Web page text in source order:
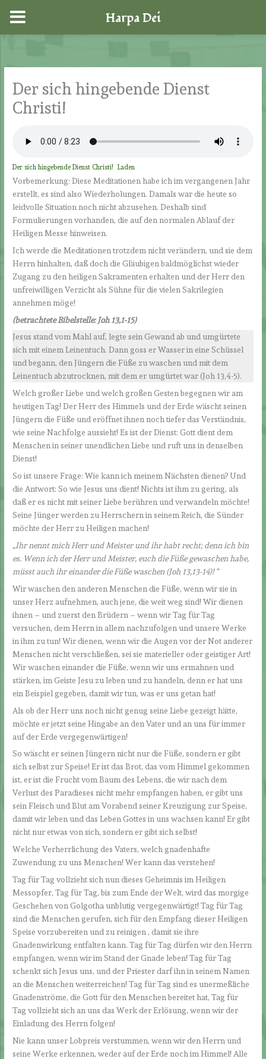
springen
Der sich hingebende Dienst
Christi!
Der sich hingebende Dienst Christi! Laden
Vorbemerkung: Diese Meditationen habe ich im vergangenen Jahr
erstellt, es sind also Wiederholungen. Damals war die heute so
leidvolle Situation noch nicht abzusehen. Deshalb sind
Formulierungen vorhanden, die auf den normalen Ablauf der
Heiligen Messe hinweisen.
Ich werde die Meditationen trotzdem nicht verändern, und sie dem
Herrn hinhalten, daß doch die Gläubigen baldmöglichst wieder
Zugang zu den heiligen Sakramenten erhalten und der Herr den
unfreiwilligen Verzicht als Sühne für die vielen Sakrilegien
annehmen möge!
(betrachtete Bibelstelle: Joh 13,1-15)
Jesus stand vom Mahl auf, legte sein Gewand ab und umgürtete
sich mit einem Leinentuch. Dann goss er Wasser in eine Schüssel
und begann, den Jüngern die Füße zu waschen und mit dem
Leinentuch abzutrocknen, mit dem er umgürtet war (Joh 13,4-5).
Welch großer Liebe und welch großen Gesten begegnen wir am
heutigen Tag! Der Herr des Himmels und der Erde wäscht seinen
Jüngern die Füße und eröffnet ihnen noch tiefer das Verständnis,
wie seine Nachfolge aussieht! Es ist der Dienst: Gott dient dem
Menschen in seiner unendlichen Liebe und ruft uns in denselben
Dienst!
So ist unsere Frage: Wie kann ich meinem Nächsten dienen? Und
die Antwort: So wie Jesus uns dient! Nichts ist ihm zu gering, als
daß er es nicht mit seiner Liebe berühren und verwandeln möchte!
Seine Jünger werden zu Herrschern in seinem Reich, die Sünder
möchte der Herr zu Heiligen machen!
„Ihr nennt mich Herr und Meister und ihr habt recht; denn ich bin
es. Wenn ich der Herr und Meister, euch die Füße gewaschen habe,
müsst auch ihr einander die Füße waschen (Joh 13,13-14)! “
Wir waschen den anderen Menschen die Füße, wenn wir sie in
unser Herz aufnehmen, auch jene, die weit weg sind! Wir dienen
ihnen – und zuerst den Brüdern – wenn wir Tag für Tag
versuchen, dem Herrn in allem nachzufolgen und unsere Werke
in ihm zu tun! Wir dienen, wenn wir die Augen vor der Not anderer
Menschen nicht verschließen, sei sie materieller oder geistiger Art!
Wir waschen einander die Füße, wenn wir uns ermahnen und
stärken, im Geiste Jesu zu leben und zu handeln, denn er hat uns
ein Beispiel gegeben, damit wir tun, was er uns getan hat!
Als ob der Herr uns noch nicht genug seine Liebe gezeigt hätte,
möchte er jetzt seine Hingabe an den Vater und an uns für immer
auf der Erde vergegenwärtigen!
So wäscht er seinen Jüngern nicht nur die Füße, sondern er gibt
sich selbst zur Speise! Er ist das Brot, das vom Himmel gekommen
ist, er ist die Frucht vom Baum des Lebens, die wir nach dem
Verlust des Paradieses nicht mehr empfangen haben, er gibt uns
sein Fleisch und Blut am Vorabend seiner Kreuzigung zur Speise,
damit wir leben und das Leben Gottes in uns wachsen kann! Er gibt
nicht nur etwas von sich, sondern er gibt sich selbst!
Welche Verherrlichung des Vaters, welch gnadenhafte
Zuwendung zu uns Menschen! Wer kann das verstehen!
Tag für Tag vollzieht sich nun dieses Geheimnis im Heiligen
Messopfer, Tag für Tag, bis zum Ende der Welt, wird das morgige
Geschehen von Golgotha unblutig vergegenwärtigt! Tag für Tag
sind die Menschen gerufen, sich für den Empfang dieser Heiligen
Speise vorzubereiten und zu reinigen , damit sie ihre
Gnadenwirkung entfalten kann. Tag für Tag dürfen wir den Herrn
empfangen, wenn wir im Stand der Gnade leben! Tag für Tag
schenkt sich Jesus uns, und der Priester darf ihn in seinem Namen
an die Menschen weiterreichen! Tag für Tag sind es unermeßliche
Gnadenströme, die Gott für den Menschen bereitet hat, Tag für
Tag vollzieht sich an uns das Werk der Erlösung, wenn wir der
Einladung des Herrn folgen!
Nie kann unser Lobpreis verstummen, wenn wir den Herrn und
seine Werke erkennen, weder auf der Erde noch im Himmel! Alle
Harpa Dei